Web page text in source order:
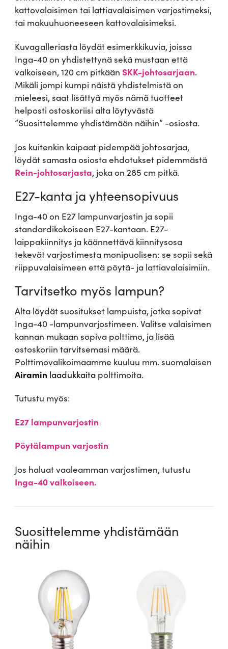
kattovalaisimen tai lattiavalaisimen varjostimeksi,
tai makuuhuoneeseen kattovalaisimeksi.
Kuvagalleriasta löydät esimerkkikuvia, joissa
Inga-40 on yhdistettynä sekä mustaan että
valkoiseen, 120 cm pitkään SKK-johtosarjaan.
Mikäli jompi kumpi näistä yhdistelmistä on
mieleesi, saat lisättyä myös nämä tuotteet
helposti ostoskoriisi alta löytyvästä
”Suosittelemme yhdistämään näihin” -osiosta.
Jos kuitenkin kaipaat pidempää johtosarjaa,
löydät samasta osiosta ehdotukset pidemmästä
Rein-johtosarjasta, joka on 285 cm pitkä.
E27-kanta ja yhteensopivuus
Inga-40 on E27 lampunvarjostin ja sopii
standardikokoiseen E27-kantaan. E27-
laippakiinnitys ja käännettävä kiinnitysosa
tekevät varjostimesta monipuolisen: se sopii sekä
riippuvalaisimeen että pöytä- ja lattiavalaisimiin.
Tarvitsetko myös lampun?
Alta löydät suositukset lampuista, jotka sopivat
Inga-40 -lampunvarjostimeen. Valitse valaisimen
kannan mukaan sopiva polttimo, ja lisää
ostoskoriin tarvitsemasi määrä.
Polttimovalikoimaamme kuuluu mm. suomalaisen
Airamin laadukkaita polttimoita.
Tutustu myös:
E27 lampunvarjostin
Pöytälampun varjostin
Jos haluat vaaleamman varjostimen, tutustu
Inga-40 valkoiseen.
Suosittelemme yhdistämään
näihin